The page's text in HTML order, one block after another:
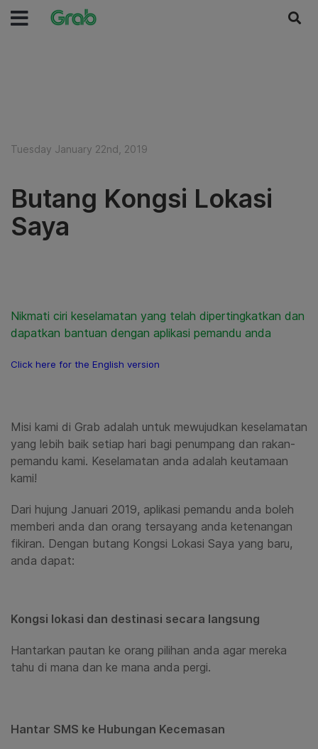
Tuesday January 22nd, 2019
Butang Kongsi Lokasi
Saya
Nikmati ciri keselamatan yang telah dipertingkatkan dan
dapatkan bantuan dengan aplikasi pemandu anda
Click here for the English version
Misi kami di Grab adalah untuk mewujudkan keselamatan
yang lebih baik setiap hari bagi penumpang dan rakan-
pemandu kami. Keselamatan anda adalah keutamaan
kami!
Dari hujung Januari 2019, aplikasi pemandu anda boleh
memberi anda dan orang tersayang anda ketenangan
fikiran. Dengan butang Kongsi Lokasi Saya yang baru,
anda dapat:
Kongsi lokasi dan destinasi secara langsung
Hantarkan pautan ke orang pilihan anda agar mereka
tahu di mana dan ke mana anda pergi.
Hantar SMS ke Hubungan Kecemasan